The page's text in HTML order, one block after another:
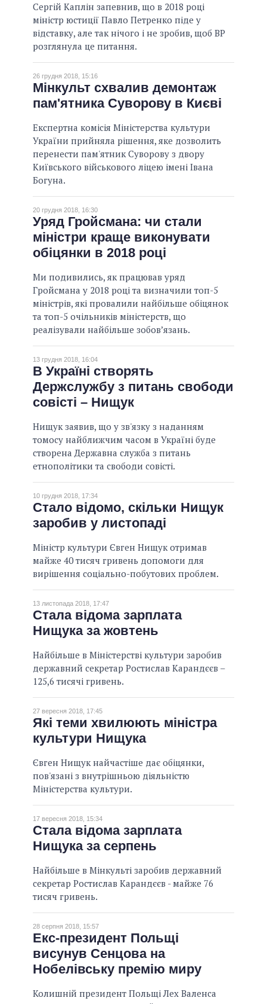
Сергій Каплін запевнив, що в 2018 році
міністр юстиції Павло Петренко піде у
відставку, але так нічого і не зробив, щоб ВР
розглянула це питання.
26 грудня 2018, 15:16
Мінкульт схвалив демонтаж
пам'ятника Суворову в Києві
Експертна комісія Міністерства культури
України прийняла рішення, яке дозволить
перенести пам'ятник Суворову з двору
Київського військового ліцею імені Івана
Богуна.
20 грудня 2018, 16:30
Уряд Гройсмана: чи стали
міністри краще виконувати
обіцянки в 2018 році
Ми подивились, як працював уряд
Гройсмана у 2018 році та визначили топ-5
міністрів, які провалили найбільше обіцянок
та топ-5 очільників міністерств, що
реалізували найбільше зобов’язань.
13 грудня 2018, 16:04
В Україні створять
Держслужбу з питань свободи
совісті – Нищук
Нищук заявив, що у зв'язку з наданням
томосу найближчим часом в Україні буде
створена Державна служба з питань
етнополітики та свободи совісті.
10 грудня 2018, 17:34
Стало відомо, скільки Нищук
заробив у листопаді
Міністр культури Євген Нищук отримав
майже 40 тисяч гривень допомоги для
вирішення соціально-побутових проблем.
13 листопада 2018, 17:47
Стала відома зарплата
Нищука за жовтень
Найбільше в Міністерстві культури заробив
державний секретар Ростислав Карандєєв –
125,6 тисячі гривень.
27 вересня 2018, 17:45
Які теми хвилюють міністра
культури Нищука
Євген Нищук найчастіше дає обіцянки,
пов'язані з внутрішньою діяльністю
Міністерства культури.
17 вересня 2018, 15:34
Стала відома зарплата
Нищука за серпень
Найбільше в Мінкульті заробив державний
секретар Ростислав Карандєєв - майже 76
тисяч гривень.
28 серпня 2018, 15:57
Екс-президент Польщі
висунув Сенцова на
Нобелівську премію миру
Колишній президент Польщі Лех Валенса